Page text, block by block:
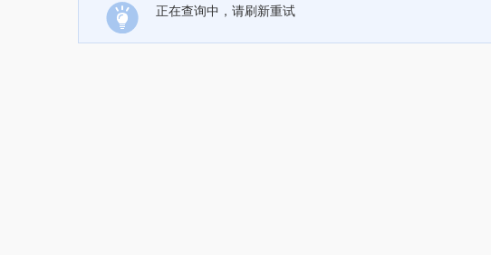
正在查询中，请刷新重试